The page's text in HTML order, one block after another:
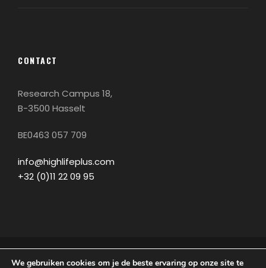
CONTACT
Research Campus 18,
B-3500 Hasselt
BE0463 057 709
info@highlifeplus.com
+32 (0)11 22 09 95
We gebruiken cookies om je de beste ervaring op onze site te